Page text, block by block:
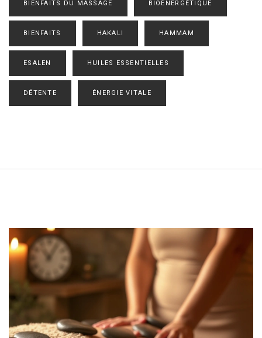
BIENFAITS DU MASSAGE BIOÉNERGÉTIQUE
BIENFAITS HAKALI HAMMAM
ESALEN HUILES ESSENTIELLES
DÉTENTE ÉNERGIE VITALE